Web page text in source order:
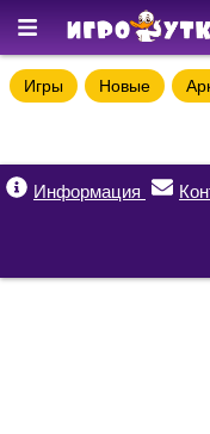
Игры Новые
Информация